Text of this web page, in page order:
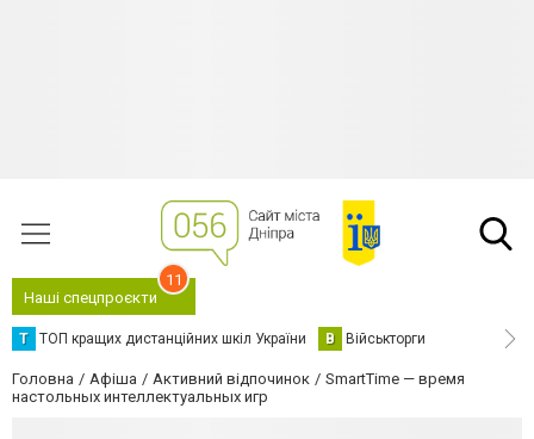
Наші спецпроєкти
11
Т ТОП кращих дистанційних шкіл України В Військторги
Головна Афіша Активний відпочинок
SmartTime — время
настольных интеллектуальных игр